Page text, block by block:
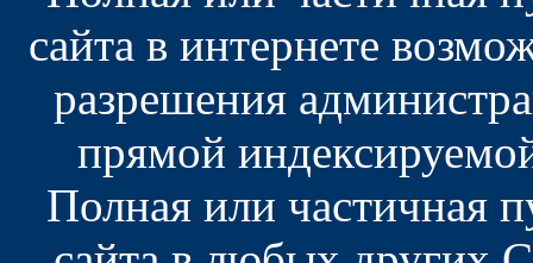
сайта в интернете
разрешения
прямой
Полная или частичная